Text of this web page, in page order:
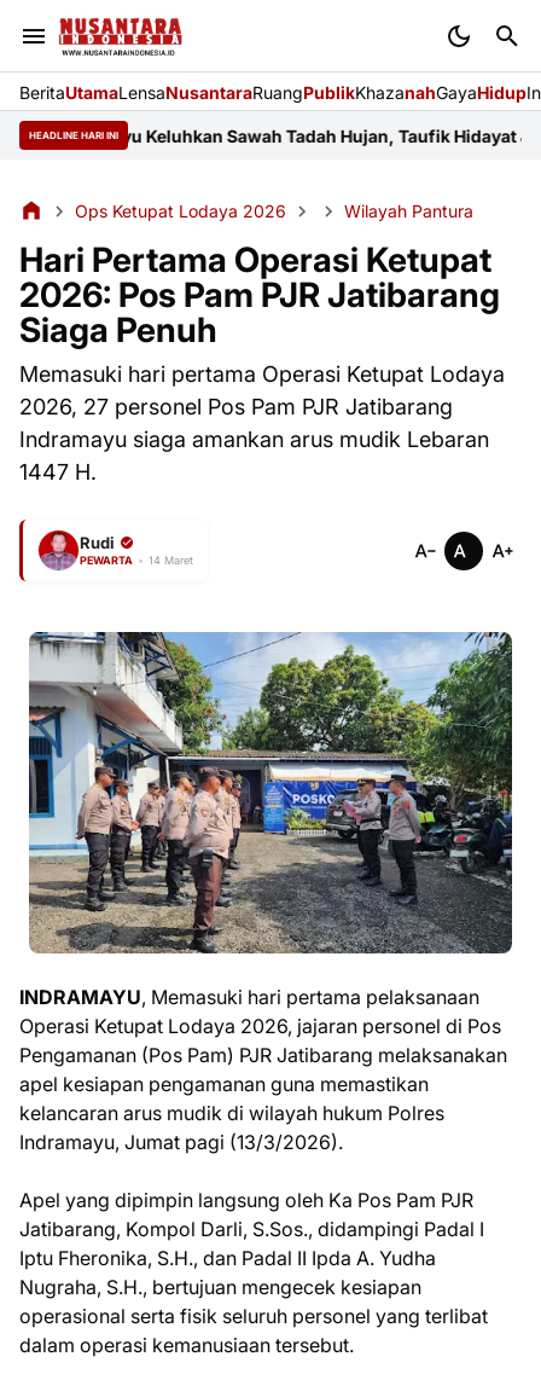
BeritaUtamaLensaNusantaraRuangPublikKhazanahGayaHidup
HEADLINE HARI INIKeluhkan Sawah Tadah Hujan, Taufik Hidayat Janji
Ops Ketupat Lodaya 2026 Wilayah Pantura
Hari Pertama Operasi Ketupat
2026: Pos Pam PJR Jatibarang
Siaga Penuh
Memasuki hari pertama Operasi Ketupat Lodaya
2026, 27 personel Pos Pam PJR Jatibarang
Indramayu siaga amankan arus mudik Lebaran
1447 H.
Rudi
PEWARTA • 14 Maret
INDRAMAYU, Memasuki hari pertama pelaksanaan
Operasi Ketupat Lodaya 2026, jajaran personel di Pos
Pengamanan (Pos Pam) PJR Jatibarang melaksanakan
apel kesiapan pengamanan guna memastikan
kelancaran arus mudik di wilayah hukum Polres
Indramayu, Jumat pagi (13/3/2026).
​Apel yang dipimpin langsung oleh Ka Pos Pam PJR
Jatibarang, Kompol Darli, S.Sos., didampingi Padal I
Iptu Fheronika, S.H., dan Padal II Ipda A. Yudha
Nugraha, S.H., bertujuan mengecek kesiapan
operasional serta fisik seluruh personel yang terlibat
dalam operasi kemanusiaan tersebut.